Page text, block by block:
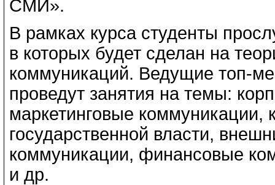
СМИ».
В рамках курса студенты
в которых будет сделан на
коммуникаций. Ведущие топ-
проведут занятия на темы:
маркетинговые коммуникации,
государственной власти,
коммуникации, финансовые
и др.